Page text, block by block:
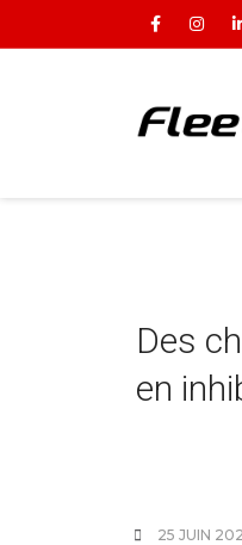
Des
en
25 JUIN